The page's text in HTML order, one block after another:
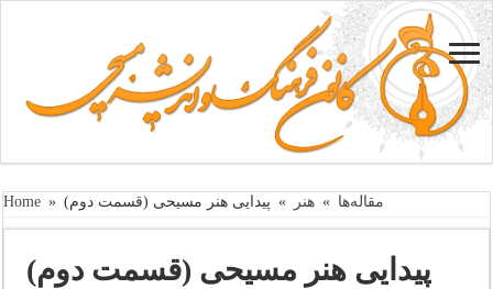
Home » مقاله‌ها » هنر » پیدایی هنر مسیحی (قسمت دوم)
پیدایی هنر مسیحی (قسمت دوم)